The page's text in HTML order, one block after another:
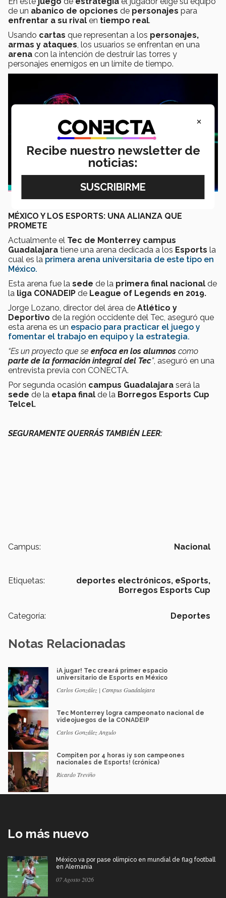
de un abanico de opciones de personajes para
enfrentar a su rival en tiempo real.
Usando cartas que representan a los personajes,
armas y ataques, los usuarios se enfrentan en una
arena con la intención de destruir las torres y
personajes enemigos en un límite de tiempo.
MÉXICO Y LOS ESPORTS: UNA ALIANZA QUE
PROMETE
Actualmente el Tec de Monterrey campus
Guadalajara tiene una arena dedicada a los Esports la
cual es la primera arena universitaria de este tipo en
México.
Esta arena fue la sede de la primera final nacional de
la liga CONADEIP de League of Legends en 2019.
Jorge Lozano, director del área de Atlético y
Deportivo de la región occidente del Tec, aseguró que
esta arena es un espacio para practicar el juego y
fomentar el trabajo en equipo y la estrategia.
“Es un proyecto que se enfoca en los alumnos como
parte de la formación integral del Tec”, aseguró en una
entrevista previa con CONECTA.
Por segunda ocasión campus Guadalajara será la
sede de la etapa final de la Borregos Esports Cup
Telcel.
SEGURAMENTE QUERRÁS TAMBIÉN LEER:
Campus: Nacional
Etiquetas: deportes electrónicos, eSports,
Borregos Esports Cup
Categoría: Deportes
Notas Relacionadas
¡A jugar! Tec creará primer espacio
universitario de Esports en México
Carlos González | Campus Guadalajara
Tec Monterrey logra campeonato nacional de
videojuegos de la CONADEIP
Carlos González Angulo
Compiten por 4 horas ¡y son campeones
nacionales de Esports! (crónica)
Ricardo Treviño
Lo más nuevo
México va por pase olímpico en mundial de flag football
en Alemania
07 Agosto 2026
×
Recibe nuestro newsletter de
noticias: